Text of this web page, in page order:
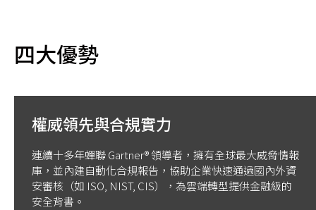
四大優勢
權威領先與合規實力
連續十多年蟬聯 Gartner® 領導者，擁有全球最大威脅情報
庫，並內建自動化合規報告，協助企業快速通過國內外資
安審核（如 ISO, NIST, CIS），為雲端轉型提供金融級的
安全背書。